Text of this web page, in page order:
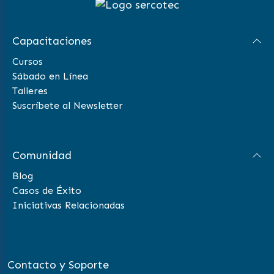
Capacitaciones
Cursos
Sábado en Línea
Talleres
Suscríbete al Newsletter
Comunidad
Blog
Casos de Éxito
Iniciativas Relacionadas
Contacto y Soporte